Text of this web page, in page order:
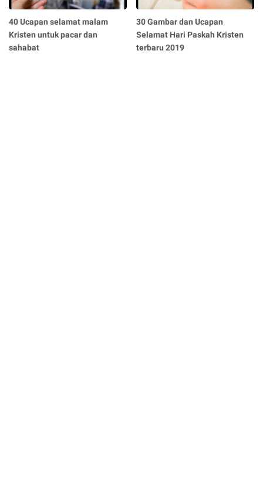
40 Ucapan selamat malam
Kristen untuk pacar dan
sahabat
30 Gambar dan Ucapan
Selamat Hari Paskah Kristen
terbaru 2019